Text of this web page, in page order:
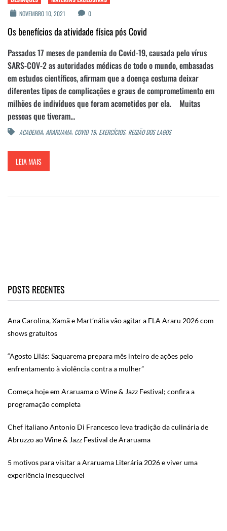
NOVEMBRO 10, 2021
0
Os benefícios da atividade física pós Covid
Passados 17 meses de pandemia do Covid-19, causada pelo vírus
SARS-COV-2 as autoridades médicas de todo o mundo, embasadas
em estudos científicos, afirmam que a doença costuma deixar
diferentes tipos de complicações e graus de comprometimento em
milhões de indivíduos que foram acometidos por ela. Muitas
pessoas que tiveram...
ACADEMIA, ARARUAMA, COVID-19, EXERCÍCIOS, REGIÃO DOS LAGOS
LEIA MAIS
POSTS RECENTES
Ana Carolina, Xamã e Mart’nália vão agitar a FLA Araru 2026 com
shows gratuitos
“Agosto Lilás: Saquarema prepara mês inteiro de ações pelo
enfrentamento à violência contra a mulher”
Começa hoje em Araruama o Wine & Jazz Festival; confira a
programação completa
Chef italiano Antonio Di Francesco leva tradição da culinária de
Abruzzo ao Wine & Jazz Festival de Araruama
5 motivos para visitar a Araruama Literária 2026 e viver uma
experiência inesquecível